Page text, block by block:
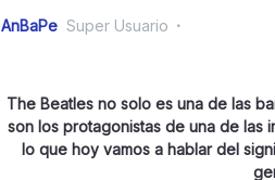
AnBaPe Super Usuario
The Beatles no solo es una de las
son los protagonistas de una de las
lo que hoy vamos a hablar del